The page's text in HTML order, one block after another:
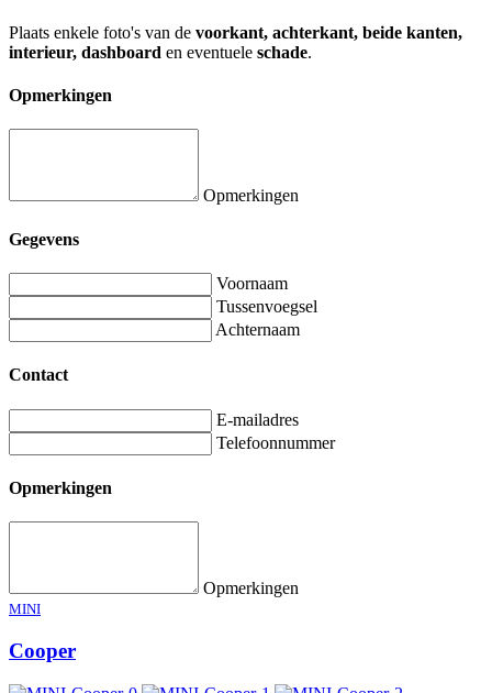
Plaats enkele foto's van de voorkant, achterkant, beide kanten,
interieur, dashboard en eventuele schade.
Opmerkingen
Opmerkingen
Gegevens
Voornaam
Tussenvoegsel
Achternaam
Contact
E-mailadres
Telefoonnummer
Opmerkingen
Opmerkingen
MINI
Cooper